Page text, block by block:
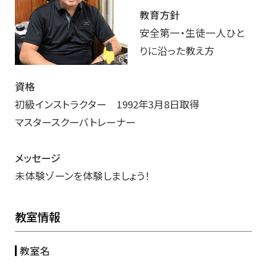
教育方針
安全第一・生徒一人ひと
りに沿った教え方
資格
初級インストラクター 1992年3月8日取得
マスタースクーバトレーナー
メッセージ
未体験ゾーンを体験しましょう！
教室情報
教室名